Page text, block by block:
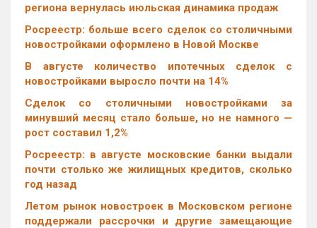
региона вернулась июльская динамика продаж
Росреестр: больше всего сделок со столичными
новостройками оформлено в Новой Москве
В августе количество ипотечных сделок с
новостройками выросло почти на 14%
Cделок со столичными новостройками за
минувший месяц стало больше, но не намного —
рост составил 1,2%
Росреестр: в августе московские банки выдали
почти столько же жилищных кредитов, сколько
год назад
Летом рынок новостроек в Московском регионе
поддержали рассрочки и другие замещающие